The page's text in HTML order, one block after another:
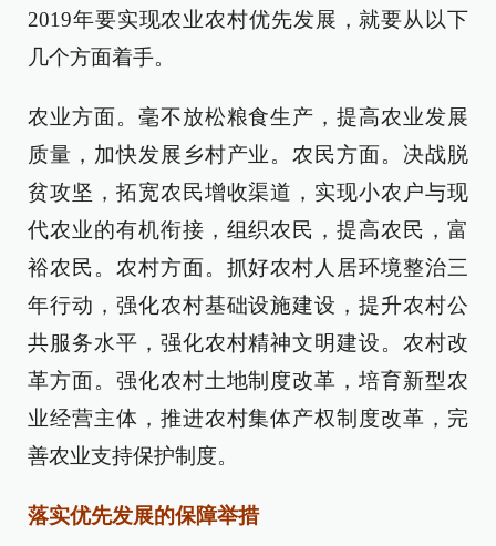
2019年要实现农业农村优先发展，就要从以下
几个方面着手。
农业方面。毫不放松粮食生产，提高农业发展
质量，加快发展乡村产业。农民方面。决战脱
贫攻坚，拓宽农民增收渠道，实现小农户与现
代农业的有机衔接，组织农民，提高农民，富
裕农民。农村方面。抓好农村人居环境整治三
年行动，强化农村基础设施建设，提升农村公
共服务水平，强化农村精神文明建设。农村改
革方面。强化农村土地制度改革，培育新型农
业经营主体，推进农村集体产权制度改革，完
善农业支持保护制度。
落实优先发展的保障举措